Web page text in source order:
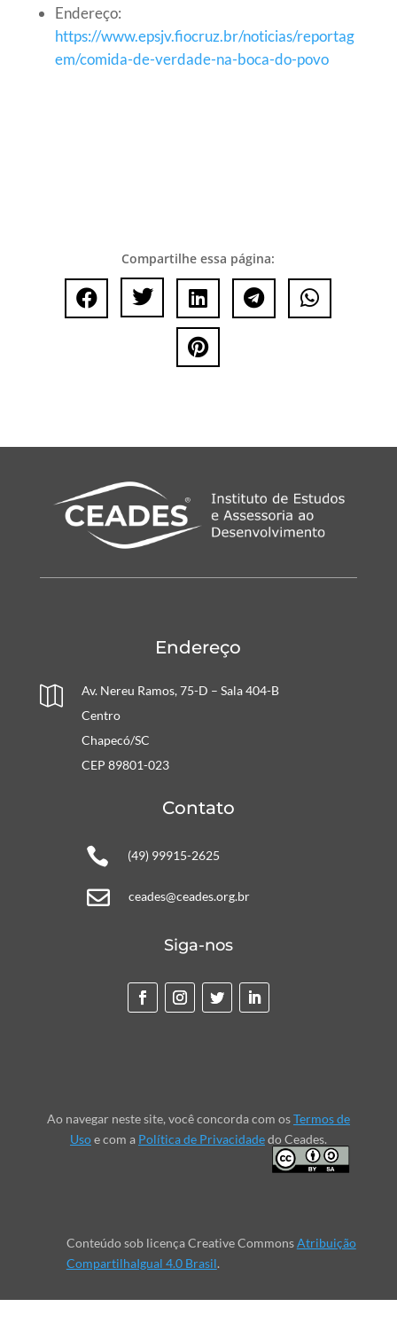
Endereço:
https://www.epsjv.fiocruz.br/noticias/reportag
em/comida-de-verdade-na-boca-do-povo
Compartilhe essa página:
    

Endereço

Av. Nereu Ramos, 75-D – Sala 404-B
Centro
Chapecó/SC
CEP 89801-023
Contato
 (49) 99915-2625
 ceades@ceades.org.br
Siga-nos
Ao navegar neste site, você concorda com osTermos de
Usoe com a Política de Privacidadedo Ceades.
Conteúdo sob licença Creative CommonsAtribuição
CompartilhaIgual 4.0 Brasil.